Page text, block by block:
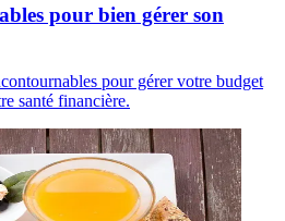
pour bien gérer son
pour gérer votre budget
santé financière.